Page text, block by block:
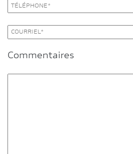
Commentaires